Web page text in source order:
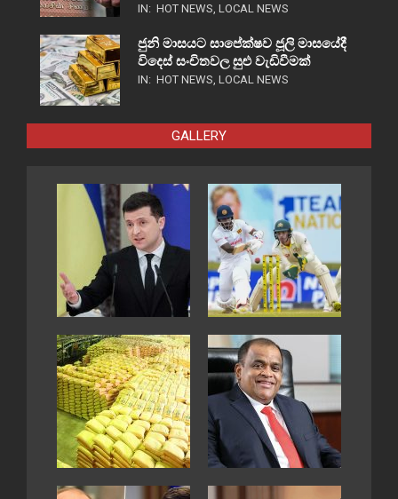
IN: HOT NEWS, LOCAL NEWS
ජුනි මාසයට සාපේක්ෂව ජූලි මාසයේදී
විදෙස් සංචිතවල සුළු වැඩිවීමක්
IN: HOT NEWS, LOCAL NEWS
GALLERY